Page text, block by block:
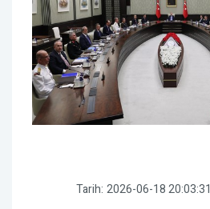
Tarih: 2026-06-18 20:03:31